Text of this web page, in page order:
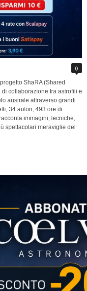
0
ShaRA (Shared
collaborazione tra astrofili e
australe attraverso grandi
34 autori, 493 ore di
immagini, tecniche,
spettacolari meraviglie del